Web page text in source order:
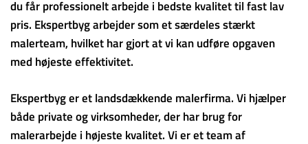
du får professionelt arbejde i bedste kvalitet til fast lav
pris. Ekspertbyg arbejder som et særdeles stærkt
malerteam, hvilket har gjort at vi kan udføre opgaven
med højeste effektivitet.
Ekspertbyg er et landsdækkende malerfirma. Vi hjælper
både private og virksomheder, der har brug for
malerarbejde i højeste kvalitet. Vi er et team af